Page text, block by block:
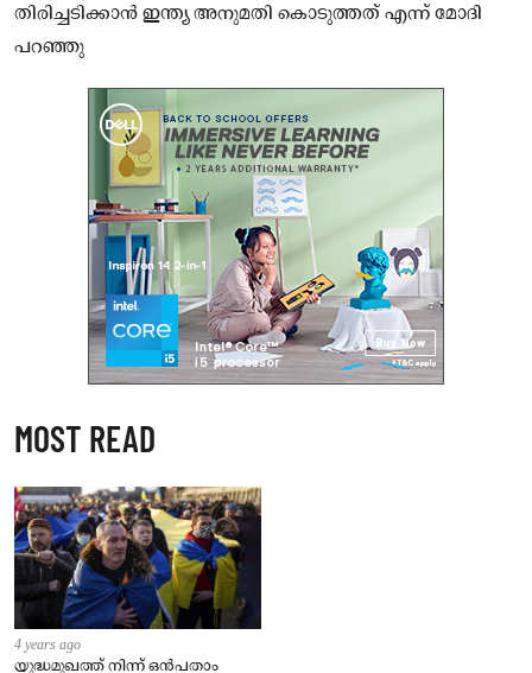
തിരിച്ചടിക്കാൻ ഇന്ത്യ അനുമതി കൊടുത്തത് എന്ന് മോദി
പറഞ്ഞു
MOST READ
4 years ago
യുദ്ധമുഖത്ത് നിന്ന് ഒൻപതാം